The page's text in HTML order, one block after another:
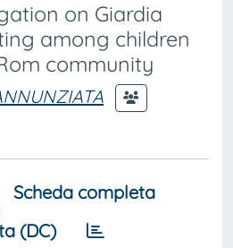
on Giardia
among children
community
Scheda completa
(DC)